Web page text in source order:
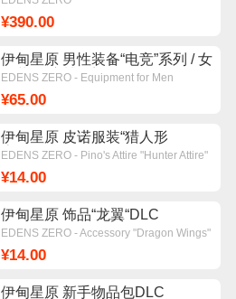
¥390.00
伊甸星原 男性装备“电竞”系列 / 女
性装备“赛博”系列DLC
EDENS ZERO - Equipment for Men
Women 『Cyber』 Series
¥65.00
伊甸星原 皮诺服装“猎人形
态“DLC
EDENS ZERO - Pino's Attire "Hunter Attire"
¥14.00
伊甸星原 饰品“龙翼“DLC
EDENS ZERO - Accessory "Dragon Wings"
¥14.00
伊甸星原 新手物品包DLC